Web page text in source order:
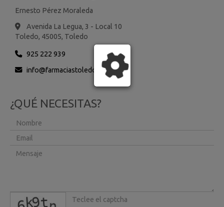
Ernesto Pérez Moraleda
Avenida La Legua, 3 - Local 10
Toledo, 45005, Toledo
925 222 939
info
farmaciastoledo.es
¿QUÉ NECESITAS?
captcha